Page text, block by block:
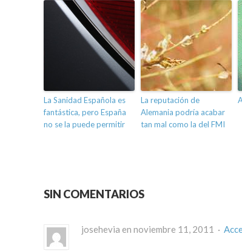
La Sanidad Española es
fantástica, pero España
no se la puede permitir
La reputación de
Alemania podría acabar
tan mal como la del FMI
SIN COMENTARIOS
josehevia en noviembre 11, 2011 ·